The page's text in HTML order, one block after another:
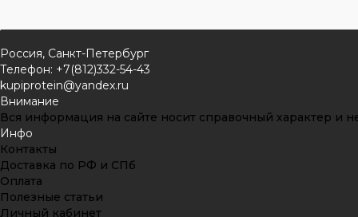
Россия, Санкт-Петербург
Телефон: +7(812)332-54-43
kupiprotein@yandex.ru
Внимание
Вся информация на сайте носит справочный характер и
Инфо
Контакты
Доставка по РФ и СПб
Оплата
Полезные статьи
Личный кабинет